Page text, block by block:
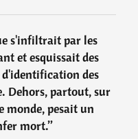
s'infiltrait par les
et esquissait des
des
Dehors, partout, sur
monde, pesait un
mort.”